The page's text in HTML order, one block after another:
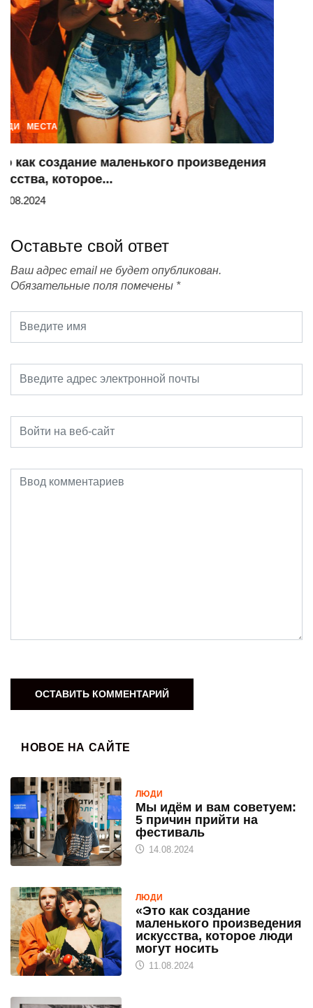
Оставьте свой ответ
Ваш адрес email не будет опубликован.
Обязательные поля помечены *
НОВОЕ НА САЙТЕ
ЛЮДИ
Мы идём и вам советуем:
5 причин прийти на
фестиваль
14.08.2024
ЛЮДИ
«Это как создание
маленького произведения
искусства, которое люди
могут носить
11.08.2024